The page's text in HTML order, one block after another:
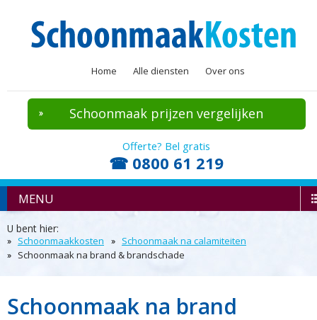
Home Alle diensten Over ons
Schoonmaak prijzen vergelijken
Offerte? Bel gratis
☎ 0800 61 219
MENU
U bent hier:
Schoonmaakkosten
Schoonmaak na calamiteiten
Schoonmaak na brand & brandschade
Schoonmaak na brand